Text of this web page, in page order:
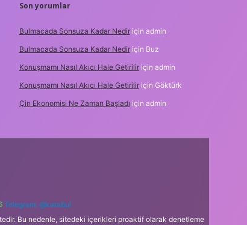
Son yorumlar
Bulmacada Sonsuza Kadar Nediriçin admin
Bulmacada Sonsuza Kadar Nediriçin Buz
Konuşmamı Nasıl Akıcı Hale Getiriliriçin admin
Konuşmamı Nasıl Akıcı Hale Getiriliriçin Göktürk
Çin Ekonomisi Ne Zaman Başladı için admin
Telegram: @karabul
Bu nedenle, sitedeki içerikleri proaktif olarak denetleme